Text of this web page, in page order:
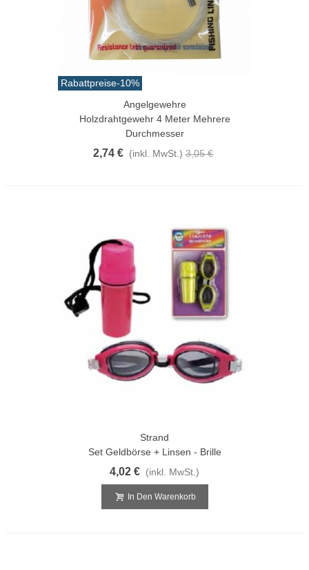
Rabattpreise-10%
Angelgewehre
Holzdrahtgewehr 4 Meter Mehrere
Durchmesser
2,74 € (inkl. MwSt.) 3,05 €
Strand
Set Geldbörse + Linsen - Brille
4,02 € (inkl. MwSt.)
In Den Warenkorb